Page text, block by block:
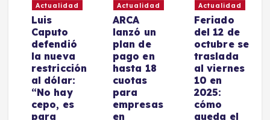
Actualidad
Luis
Caputo
defendió
la nueva
restricción
al dólar:
“No hay
cepo, es
para
Actualidad
ARCA
lanzó un
plan de
pago en
hasta 18
cuotas
para
empresas
en
Actualidad
Feriado
del 12 de
octubre se
traslada
al viernes
10 en
2025:
cómo
queda el